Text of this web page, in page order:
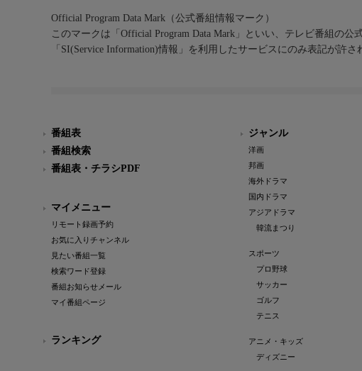
Official Program Data Mark（公式番組情報マーク）
このマークは「Official Program Data Mark」といい、テレビ番組の公
「SI(Service Information)情報」を利用したサービスにのみ表記が許さ
番組表
番組検索
番組表・チラシPDF
マイメニュー
リモート録画予約
お気に入りチャンネル
見たい番組一覧
検索ワード登録
番組お知らせメール
マイ番組ページ
ランキング
ジャンル
洋画
邦画
海外ドラマ
国内ドラマ
アジアドラマ
韓流まつり
スポーツ
プロ野球
サッカー
ゴルフ
テニス
アニメ・キッズ
ディズニー